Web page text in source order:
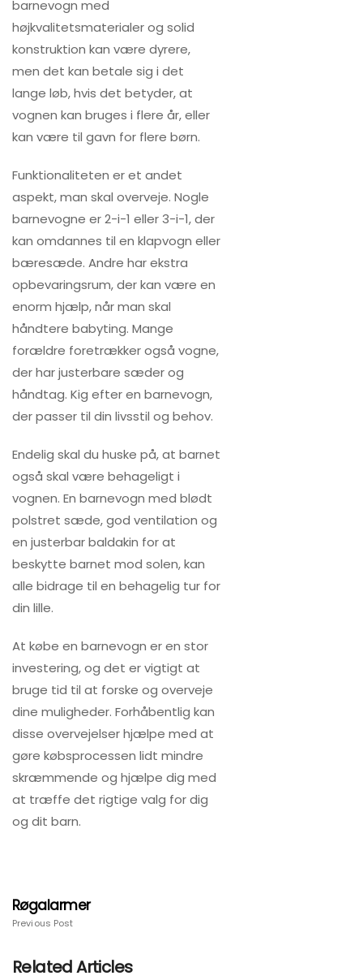
barnevogn med
højkvalitetsmaterialer og solid
konstruktion kan være dyrere,
men det kan betale sig i det
lange løb, hvis det betyder, at
vognen kan bruges i flere år, eller
kan være til gavn for flere børn.
Funktionaliteten er et andet
aspekt, man skal overveje. Nogle
barnevogne er 2-i-1 eller 3-i-1, der
kan omdannes til en klapvogn eller
bæresæde. Andre har ekstra
opbevaringsrum, der kan være en
enorm hjælp, når man skal
håndtere babyting. Mange
forældre foretrækker også vogne,
der har justerbare sæder og
håndtag. Kig efter en barnevogn,
der passer til din livsstil og behov.
Endelig skal du huske på, at barnet
også skal være behageligt i
vognen. En barnevogn med blødt
polstret sæde, god ventilation og
en justerbar baldakin for at
beskytte barnet mod solen, kan
alle bidrage til en behagelig tur for
din lille.
At købe en barnevogn er en stor
investering, og det er vigtigt at
bruge tid til at forske og overveje
dine muligheder. Forhåbentlig kan
disse overvejelser hjælpe med at
gøre købsprocessen lidt mindre
skræmmende og hjælpe dig med
at træffe det rigtige valg for dig
og dit barn.
Røgalarmer
Previous Post
Related Articles